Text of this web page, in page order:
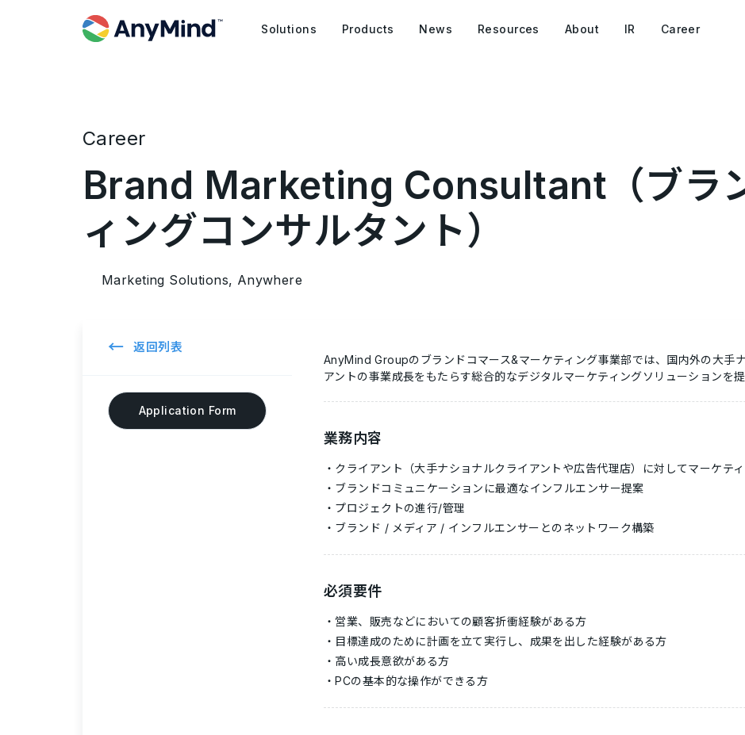
Solutions Products News Resources About IR Career
Career
Brand Marketing Consultant（ブラ
ィングコンサルタント）
Marketing Solutions, Anywhere
← 返回列表
Application Form
AnyMind Groupのブランドコマース&マーケティング事業部では、国内外の大手
アントの事業成長をもたらす総合的なデジタルマーケティングソリューションを提
業務内容
クライアント（大手ナショナルクライアントや広告代理店）に対してマーケテ
ブランドコミュニケーションに最適なインフルエンサー提案
プロジェクトの進行/管理
ブランド / メディア / インフルエンサーとのネットワーク構築
必須要件
営業、販売などにおいての顧客折衝経験がある方
目標達成のために計画を立て実行し、成果を出した経験がある方
高い成長意欲がある方
PCの基本的な操作ができる方